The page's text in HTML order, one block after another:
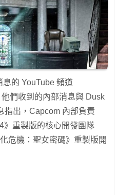
的 YouTube 頻道
們收到的內部消息與 Dusk
指出，Capcom 內部負責
》重製版的核心開發團隊
危機：聖女密碼》重製版開